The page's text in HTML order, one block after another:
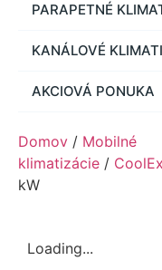
PARAPETNÉ
KANÁLOVÉ
AKCIOVÁ PONUKA
Domov / Mobilné
klimatizácie /
kW
Loading...